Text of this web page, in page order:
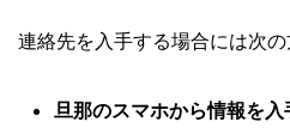
連絡先を入手する場合には次の
旦那のスマホから情報を入